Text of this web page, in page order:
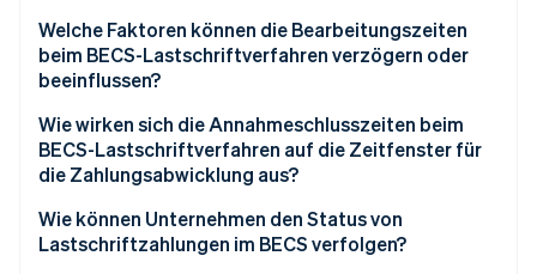
Welche Faktoren können die Bearbeitungszeiten
beim BECS-Lastschriftverfahren verzögern oder
beeinflussen?
Wie wirken sich die Annahmeschlusszeiten beim
BECS-Lastschriftverfahren auf die Zeitfenster für
die Zahlungsabwicklung aus?
Wie können Unternehmen den Status von
Lastschriftzahlungen im BECS verfolgen?